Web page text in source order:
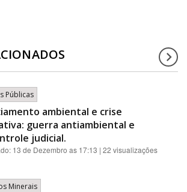
Públicas
ambiental e crise
guerra antiambiental e
judicial.
13 de Dezembro as 17:13 | 22 visualizações
Minerais